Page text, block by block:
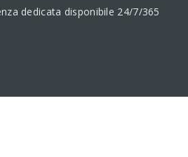
dedicata disponibile 24/7/365